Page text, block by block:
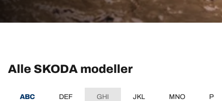
Alle SKODA modeller
ABC DEF GHI JKL MNO